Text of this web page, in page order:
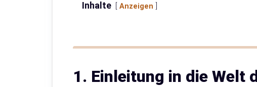
Inhalte Anzeigen
1. Einleitung in die Welt